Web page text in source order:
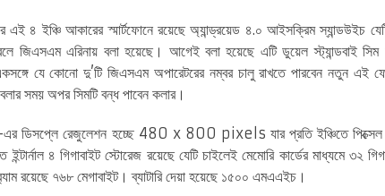
এই ৪ ইঞ্চি আকারের স্মার্টফোনে রয়েছে অ্যান্ড্রয়েড ৪.০ আইসক্রিম স্যান্ডউইচ
জিএসএম এরিনায় বলা হয়েছে। আগেই বলা হয়েছে এটি ডুয়েল স্ট্যান্ডবাই সিম
যে কোনো দু’টি জিএসএম অপারেটরের নম্বর চালু রাখতে পারবেন নতুন এই
সময় অপর সিমটি বন্ধ পাবেন কলার।
এর ডিসপ্লে রেজুলেশন হচ্ছে 480 x 800 pixels যার প্রতি ইঞ্চিতে পিক্সেল
৪ গিগাবাইট স্টোরেজ রয়েছে যেটি চাইলেই মেমোরি কার্ডের মাধ্যমে ৩২
রয়েছে ৭৬৮ মেগাবাইট। ব্যাটারি দেয়া হয়েছে ১৫০০ এমএএইচ।